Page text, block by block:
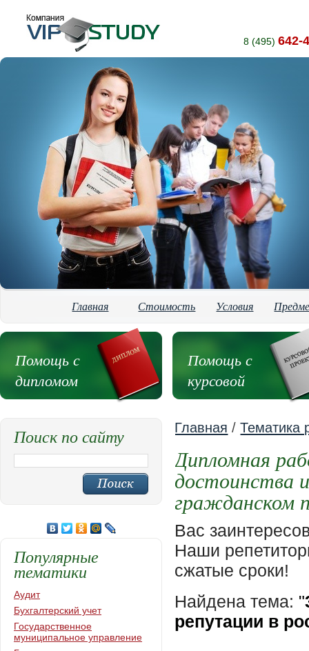
8 (495) 642-
Главная Стоимость Условия
Помощь с
дипломом
Помощь с
курсовой
Главная /Тематика
Дипломная
достоинства
гражданском
Вас
Наши
сжатые сроки!
Найдена тема: "
репутации в
Поиск по сайту
Популярные
тематики
Аудит
Бухгалтерский учет
Государственное
муниципальное управление